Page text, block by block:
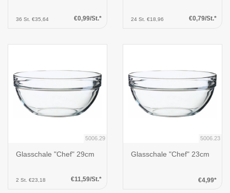
36 St. €35,64 €0,99/St.* 24 St. €18,96 €0,79/St.*
5006.29
Glasschale "Chef" 29cm
2 St. €23,18 €11,59/St.*
5006.23
Glasschale "Chef" 23cm
€4,99*